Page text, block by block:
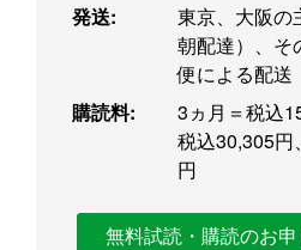
発送:
東京、大阪の
朝配達）、そ
便による配送
購読料:
3ヵ月＝税込
税込30,305
円
無料試読・購読のお